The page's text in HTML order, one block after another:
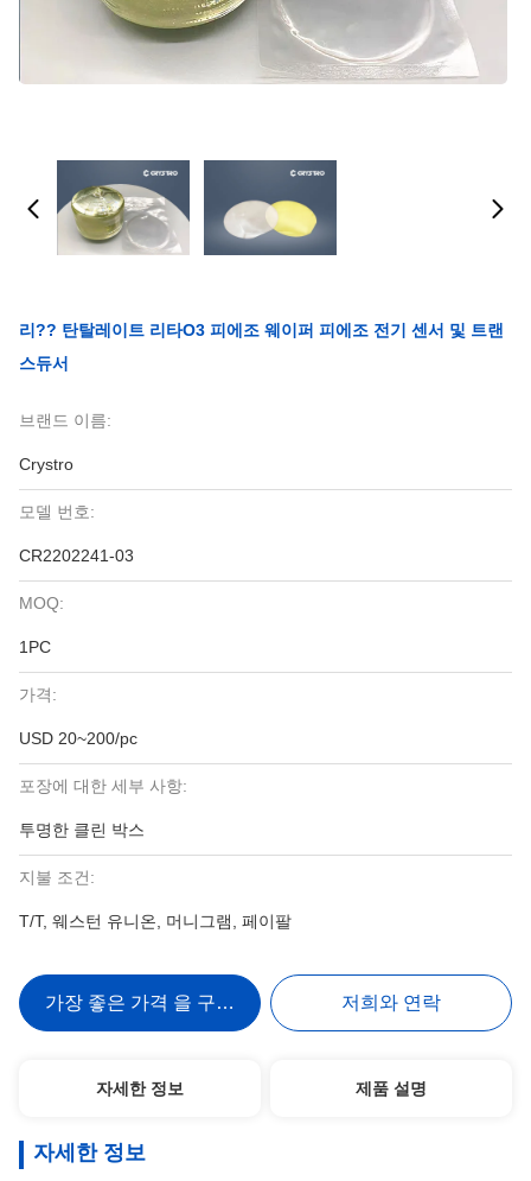
리?? 탄탈레이트 리타O3 피에조 웨이퍼 피에조 전기 센서 및 트랜
스듀서
브랜드 이름:
Crystro
모델 번호:
CR2202241-03
MOQ:
1PC
가격:
USD 20~200/pc
포장에 대한 세부 사항:
투명한 클린 박스
지불 조건:
T/T, 웨스턴 유니온, 머니그램, 페이팔
가장 좋은 가격 을 구하라 저희와 연락
자세한 정보 제품 설명
자세한 정보